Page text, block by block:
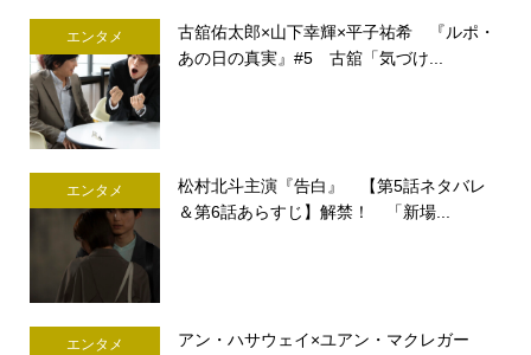
エンタメ
古舘佑太郎×山下幸輝×平子祐希 『ルポ・
あの日の真実』#5 古舘「気づけ...
エンタメ
松村北斗主演『告白』 【第5話ネタバレ
＆第6話あらすじ】解禁！ 「新場...
エンタメ
アン・ハサウェイ×ユアン・マクレガー